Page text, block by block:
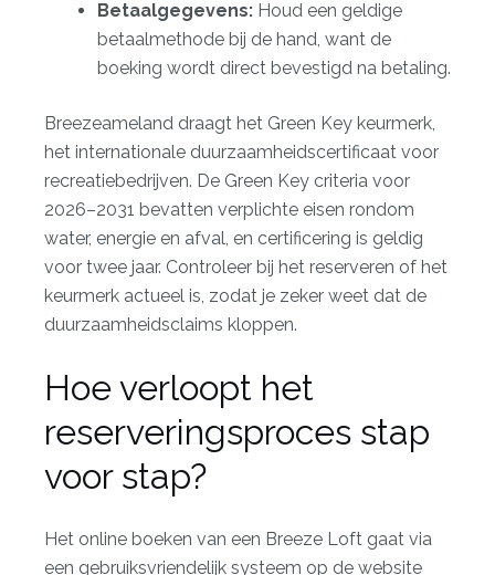
Betaalgegevens: Houd een geldige
betaalmethode bij de hand, want de
boeking wordt direct bevestigd na betaling.
Breezeameland draagt het Green Key keurmerk
het internationale duurzaamheidscertificaat voor
recreatiebedrijven. De Green Key criteria voor
2026–2031 bevatten verplichte eisen rondom
water, energie en afval, en certificering is geldig
voor twee jaar. Controleer bij het reserveren of het
keurmerk actueel is, zodat je zeker weet dat de
duurzaamheidsclaims kloppen.
Hoe verloopt het
reserveringsproces stap
voor stap?
Het online boeken van een Breeze Loft gaat via
een gebruiksvriendelijk systeem op de website